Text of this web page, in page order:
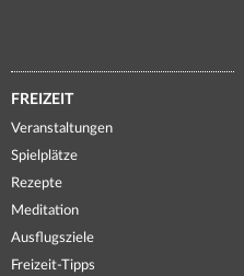
FREIZEIT
Veranstaltungen
Spielplätze
Rezepte
Meditation
Ausflugsziele
Freizeit-Tipps